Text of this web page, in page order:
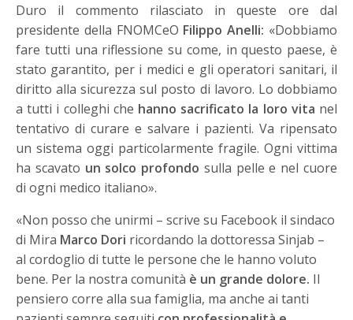
Duro il commento rilasciato in queste ore dal
presidente della FNOMCeO Filippo Anelli: «Dobbiamo
fare tutti una riflessione su come, in questo paese, è
stato garantito, per i medici e gli operatori sanitari, il
diritto alla sicurezza sul posto di lavoro. Lo dobbiamo
a tutti i colleghi che hanno sacrificato la loro vita nel
tentativo di curare e salvare i pazienti. Va ripensato
un sistema oggi particolarmente fragile. Ogni vittima
ha scavato un solco profondo sulla pelle e nel cuore
di ogni medico italiano».
«Non posso che unirmi – scrive su Facebook il sindaco
di Mira Marco Dori ricordando la dottoressa Sinjab –
al cordoglio di tutte le persone che le hanno voluto
bene. Per la nostra comunità è un grande dolore. Il
pensiero corre alla sua famiglia, ma anche ai tanti